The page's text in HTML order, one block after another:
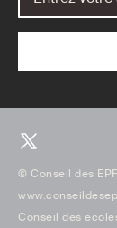
© Conseil des EPF
Conseil des